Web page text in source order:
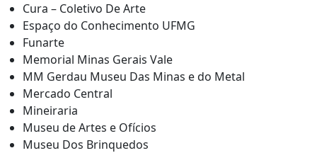
Cura – Coletivo De Arte
Espaço do Conhecimento UFMG
Funarte
Memorial Minas Gerais Vale
MM Gerdau Museu Das Minas e do Metal
Mercado Central
Mineiraria
Museu de Artes e Ofícios
Museu Dos Brinquedos